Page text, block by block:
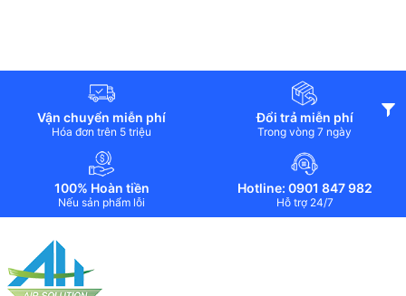
Vận chuyển miễn phí
Hóa đơn trên 5 triệu
Đổi trả miễn phí
Trong vòng 7 ngày
100% Hoàn tiền
Nếu sản phẩm lỗi
Hotline: 0901 847 982
Hỗ trợ 24/7